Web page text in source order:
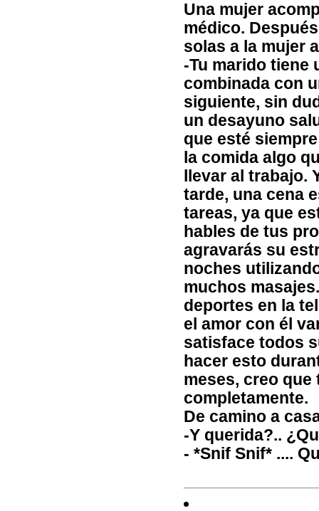
Una mujer
médico.
solas a la mujer
-Tu marido tiene
combinada con
siguiente, sin
un desayuno
que esté
la comida algo
llevar al trabajo.
tarde, una cena
tareas, ya que
hables de tus
agravarás su
noches
muchos
deportes en la
el amor con él
satisface todos
hacer esto
meses, creo
completamente.
De camino a
-Y querida?..
- *Snif Snif* ....